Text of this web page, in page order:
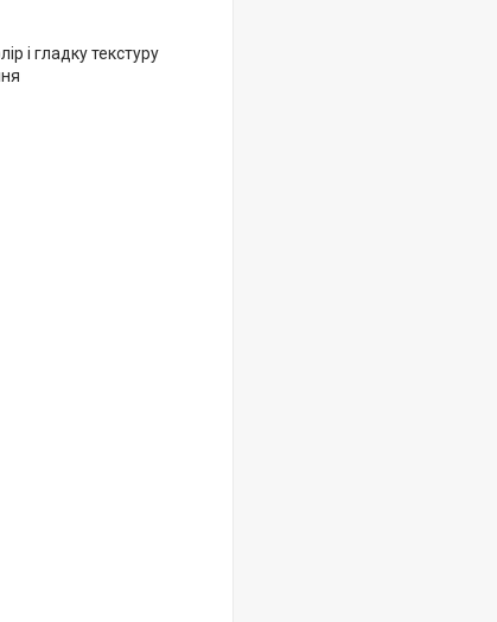
і гладку текстуру